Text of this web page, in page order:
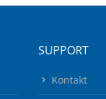
SUPPORT
Kontakt